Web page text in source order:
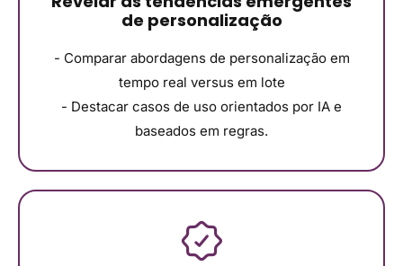
de personalização
- Comparar abordagens de personalização em
tempo real versus em lote
- Destacar casos de uso orientados por IA e
baseados em regras.